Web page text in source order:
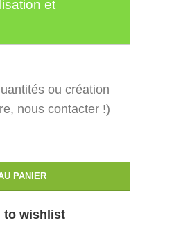
et
ou création
nous contacter !)
PANIER
to wishlist